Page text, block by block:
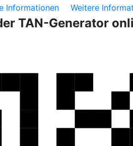
Informationen
Weitere
TAN-Generator